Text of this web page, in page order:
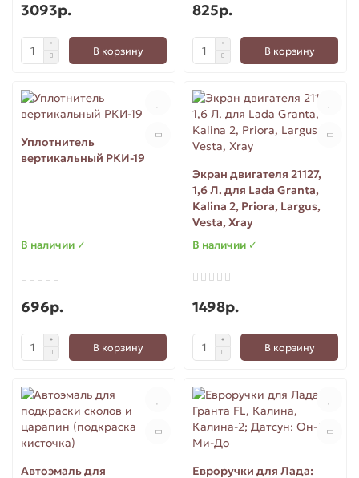
3093р.
В корзину
825р.
В корзину
Уплотнитель
вертикальный РКИ-19
В наличии ✓
696р.
В корзину
Экран двигателя 21127,
1,6 Л. для Lada Granta,
Kalina 2, Priora, Largus,
Vesta, Xray
В наличии ✓
1498р.
В корзину
Автоэмаль для
Евроручки для Лада: